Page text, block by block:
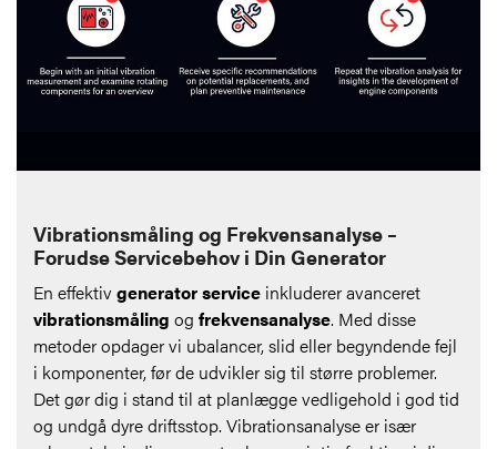
Vibrationsmåling og Frekvensanalyse –
Forudse Servicebehov i Din Generator
En effektivgenerator service inkluderer avanceret
vibrationsmåling og frekvensanalyse. Med disse
metoder opdager vi ubalancer, slid eller begyndende fejl
i komponenter, før de udvikler sig til større problemer.
Det gør dig i stand til at planlægge vedligehold i god tid
og undgå dyre driftsstop. Vibrationsanalyse er især